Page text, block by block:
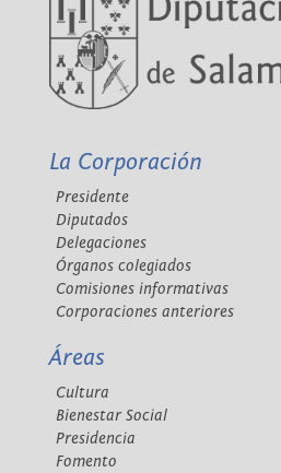
La Corporación
Presidente
Diputados
Delegaciones
Órganos colegiados
Comisiones informativas
Corporaciones anteriores
Áreas
Cultura
Bienestar Social
Presidencia
Fomento